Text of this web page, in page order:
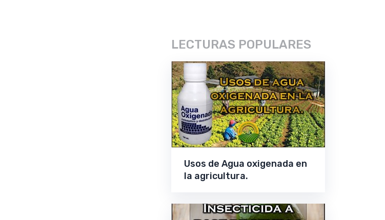
LECTURAS POPULARES
Usos de Agua oxigenada en
la agricultura.